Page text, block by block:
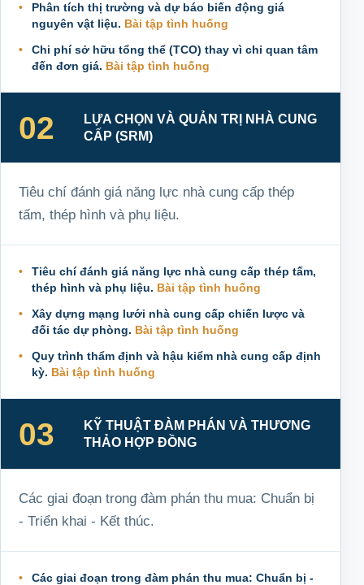
Phân tích thị trường và dự báo biến động giá
nguyên vật liệu. Bài tập tình huống
Chi phí sở hữu tổng thể (TCO) thay vì chỉ quan tâm
đến đơn giá. Bài tập tình huống
02
LỰA CHỌN VÀ QUẢN TRỊ NHÀ CUNG
CẤP (SRM)
Tiêu chí đánh giá năng lực nhà cung cấp thép
tấm, thép hình và phụ liệu.
Tiêu chí đánh giá năng lực nhà cung cấp thép tấm,
thép hình và phụ liệu. Bài tập tình huống
Xây dựng mạng lưới nhà cung cấp chiến lược và
đối tác dự phòng. Bài tập tình huống
Quy trình thẩm định và hậu kiểm nhà cung cấp định
kỳ. Bài tập tình huống
03
KỸ THUẬT ĐÀM PHÁN VÀ THƯƠNG
THẢO HỢP ĐỒNG
Các giai đoạn trong đàm phán thu mua: Chuẩn bị
- Triển khai - Kết thúc.
Các giai đoạn trong đàm phán thu mua: Chuẩn bị -